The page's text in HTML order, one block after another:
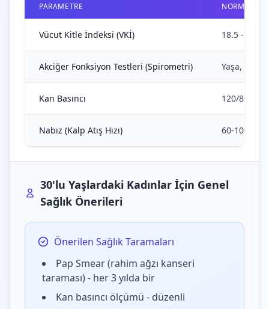
PARAMETRE NORMAL
Vücut Kitle İndeksi (VKİ) 18.5 - 24.9
Akciğer Fonksiyon Testleri (Spirometri) Yaşa,
Kan Basıncı 120/80
Nabız (Kalp Atış Hızı) 60-100
30'lu Yaşlardaki Kadınlar İçin Genel
Sağlık Önerileri
Önerilen Sağlık Taramaları
Pap Smear (rahim ağzı kanseri
taraması) - her 3 yılda bir
Kan basıncı ölçümü - düzenli